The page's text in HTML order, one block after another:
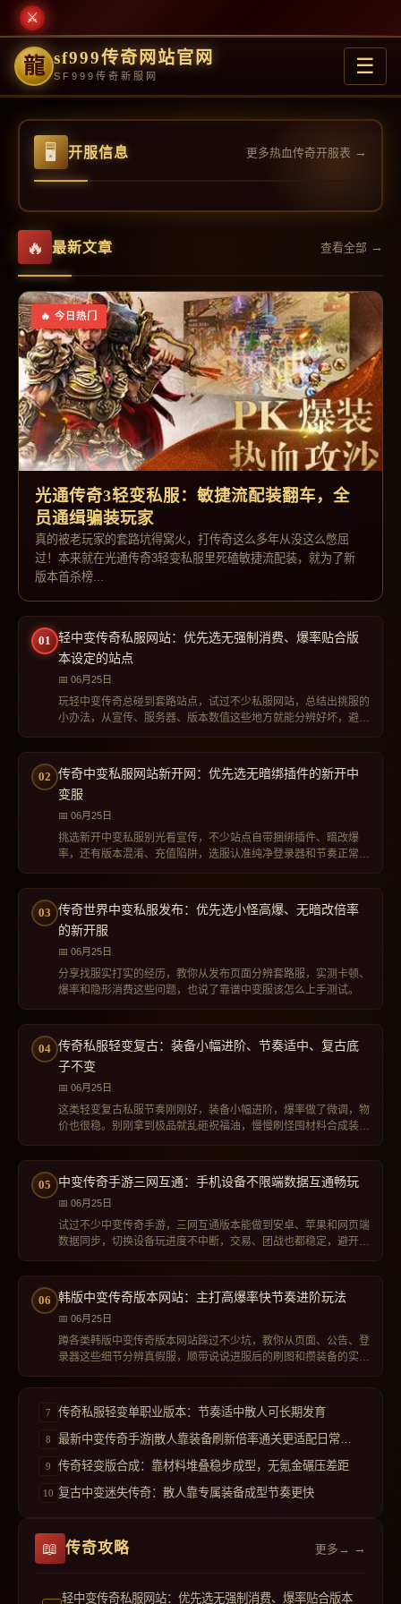
龍 sf999传奇网站官网
SF999传奇新服网 ☰
开服信息 更多热血传奇开服表
最新文章 查看全部
今日热门
光通传奇3轻变私服：敏捷流配装翻车，全
员通缉骗装玩家
真的被老玩家的套路坑得窝火，打传奇这么多年从没这么憋屈
过！本来就在光通传奇3轻变私服里死磕敏捷流配装，就为了新
版本首杀榜...
轻中变传奇私服网站：优先选无强制消费、爆率贴合版
本设定的站点
06月25日
玩轻中变传奇总碰到套路站点，试过不少私服网站，总结出挑服的
小办法，从宣传、服务器、版本数值这些地方就能分辨好坏，避开
传奇中变私服网站新开网：优先选无暗绑插件的新开中
变服
06月25日
挑选新开中变私服别光看宣传，不少站点自带捆绑插件、暗改爆
率，还有版本混淆、充值陷阱，选服认准纯净登录器和节奏正常的
传奇世界中变私服发布：优先选小怪高爆、无暗改倍率
的新开服
06月25日
分享找服实打实的经历，教你从发布页面分辨套路服，实测卡顿、
爆率和隐形消费这些问题，也说了靠谱中变服该怎么上手测试。
传奇私服轻变复古：装备小幅进阶、节奏适中、复古底
子不变
06月25日
这类轻变复古私服节奏刚刚好，装备小幅进阶，爆率做了微调，物
价也很稳。别刚拿到极品就乱砸祝福油，慢慢刷怪囤材料合成装
中变传奇手游三网互通：手机设备不限端数据互通畅玩
06月25日
试过不少中变传奇手游，三网互通版本能做到安卓、苹果和网页端
数据同步，切换设备玩进度不中断，交易、团战也都稳定，避开了
韩版中变传奇版本网站：主打高爆率快节奏进阶玩法
06月25日
蹲各类韩版中变传奇版本网站踩过不少坑，教你从页面、公告、登
录器这些细节分辨真假服，顺带说说进服后的刷图和攒装备的实际
传奇私服轻变单职业版本：节奏适中散人可长期发育
最新中变传奇手游|散人靠装备刷新倍率通关更适配日常玩法
传奇轻变版合成：靠材料堆叠稳步成型，无氪金碾压差距
复古中变迷失传奇：散人靠专属装备成型节奏更快
传奇攻略 更多→
轻中变传奇私服网站：优先选无强制消费、爆率贴合版本